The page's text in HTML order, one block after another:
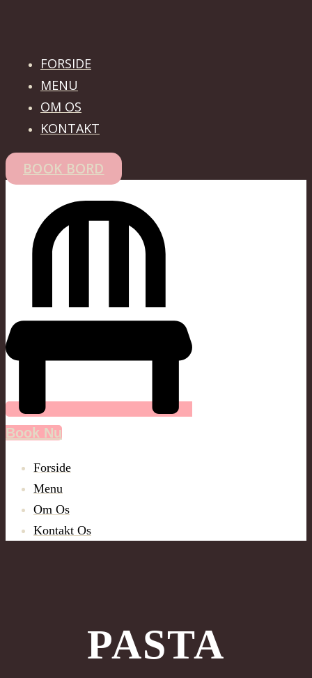
FORSIDE
MENU
OM OS
KONTAKT
BOOK BORD
Book Nu
Forside
Menu
Om Os
Kontakt Os
PASTA